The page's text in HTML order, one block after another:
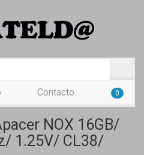
Contacto 0
NOX 16GB/
1.25V/ CL38/